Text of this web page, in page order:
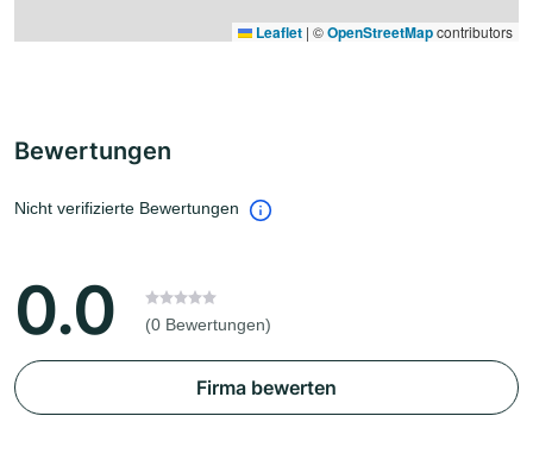
Leaflet | ©OpenStreetMapcontributors
Bewertungen
Nicht verifizierte Bewertungen
0.0 (0 Bewertungen)
Firma bewerten